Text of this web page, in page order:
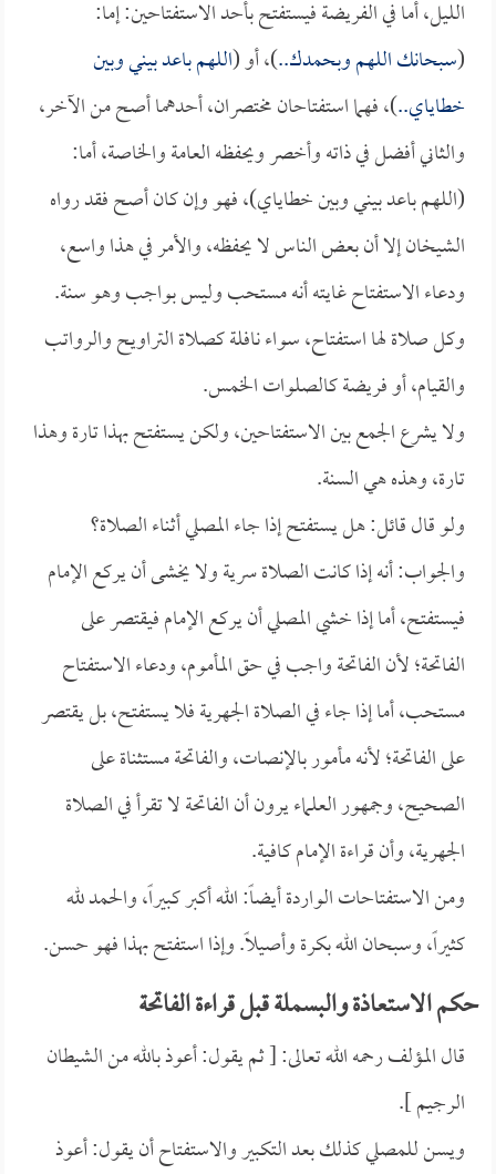
الليل، أما في الفريضة فيستفتح بأحد الاستفتاحين: إما:
(سبحانك اللهم وبحمدك..)، أو (اللهم باعد بيني وبين
خطاياي..)، فهما استفتاحان مختصران، أحدهما أصح من الآخر،
والثاني أفضل في ذاته وأخصر ويحفظه العامة والخاصة، أما:
(اللهم باعد بيني وبين خطاياي)، فهو وإن كان أصح فقد رواه
الشيخان إلا أن بعض الناس لا يحفظه، والأمر في هذا واسع،
ودعاء الاستفتاح غايته أنه مستحب وليس بواجب وهو سنة.
وكل صلاة لها استفتاح، سواء نافلة كصلاة التراويح والرواتب
والقيام، أو فريضة كالصلوات الخمس.
ولا يشرع الجمع بين الاستفتاحين، ولكن يستفتح بهذا تارة وهذا
تارة، وهذه هي السنة.
ولو قال قائل: هل يستفتح إذا جاء المصلي أثناء الصلاة؟
والجواب: أنه إذا كانت الصلاة سرية ولا يخشى أن يركع الإمام
فيستفتح، أما إذا خشي المصلي أن يركع الإمام فيقتصر على
الفاتحة؛ لأن الفاتحة واجب في حق المأموم، ودعاء الاستفتاح
مستحب، أما إذا جاء في الصلاة الجهرية فلا يستفتح، بل يقتصر
على الفاتحة؛ لأنه مأمور بالإنصات، والفاتحة مستثناة على
الصحيح، وجمهور العلماء يرون أن الفاتحة لا تقرأ في الصلاة
الجهرية، وأن قراءة الإمام كافية.
ومن الاستفتاحات الواردة أيضاً: الله أكبر كبيراً، والحمد لله
كثيراً، وسبحان الله بكرة وأصيلاً. وإذا استفتح بهذا فهو حسن.
حكم الاستعاذة والبسملة قبل قراءة الفاتحة
قال المؤلف رحمه الله تعالى: [ ثم يقول: أعوذ بالله من الشيطان
الرجيم ].
ويسن للمصلي كذلك بعد التكبير والاستفتاح أن يقول: أعوذ